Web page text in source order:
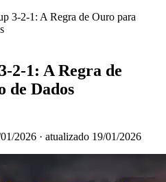
3-2-1: A Regra de Ouro para
2-1: A Regra de
de Dados
2026 · atualizado 19/01/2026